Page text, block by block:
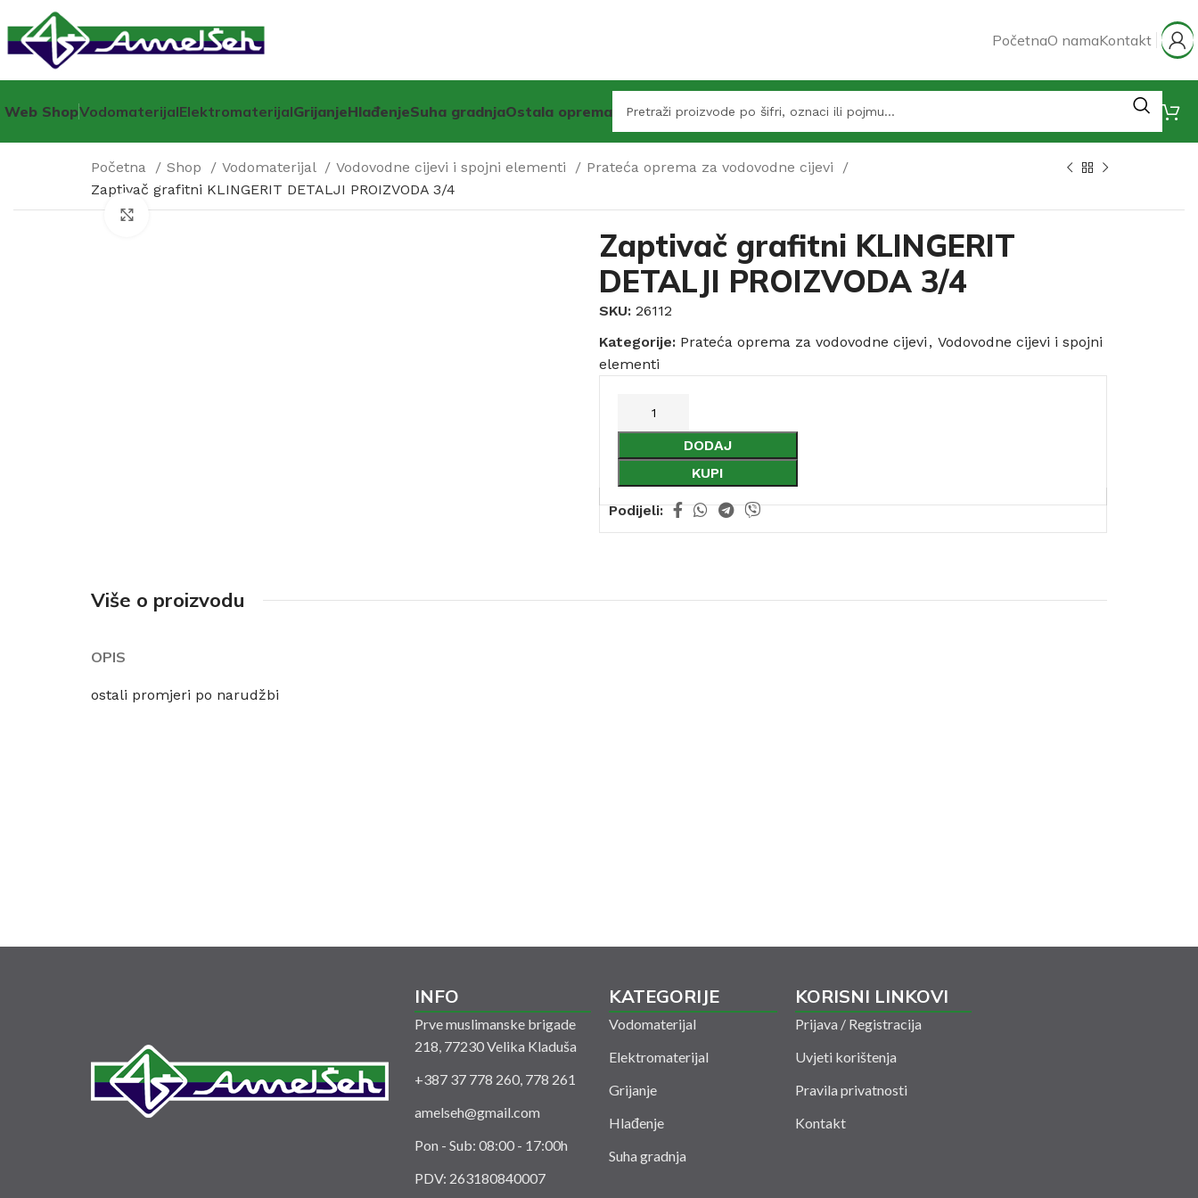
PočetnaO namaKontakt
Web ShopVodomaterijalElektromaterijalGrijanjeHlađenjeSuha gradnjaOstala oprema
Početna Shop Vodomaterijal Vodovodne cijevi i spojni elementi
Prateća oprema za vodovodne cijevi
Zaptivač grafitni KLINGERIT DETALJI PROIZVODA 3/4
Click to enlarge
Zaptivač grafitni KLINGERIT
DETALJI PROIZVODA 3/4
SKU: 26112
Kategorije: Prateća oprema za vodovodne cijevi , Vodovodne cijevi i spojni
elementi
DODAJ
KUPI
Podijeli:
Više o proizvodu
OPIS
ostali promjeri po narudžbi
INFO
Prve muslimanske brigade
218, 77230 Velika Kladuša
+387 37 778 260, 778 261
amelseh@gmail.com
Pon - Sub: 08:00 - 17:00h
PDV: 263180840007
KATEGORIJE
Vodomaterijal
Elektromaterijal
Grijanje
Hlađenje
Suha gradnja
KORISNI LINKOVI
Prijava / Registracija
Uvjeti korištenja
Pravila privatnosti
Kontakt